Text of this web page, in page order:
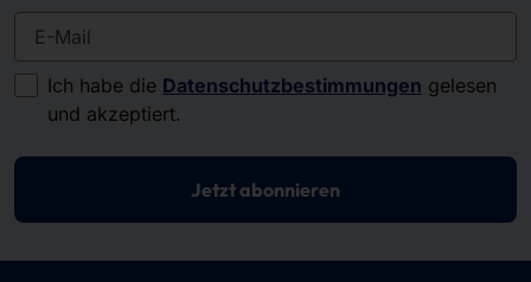
E-Mail
Ich habe die Datenschutzbestimmungen gelesen
und akzeptiert.
Jetzt abonnieren